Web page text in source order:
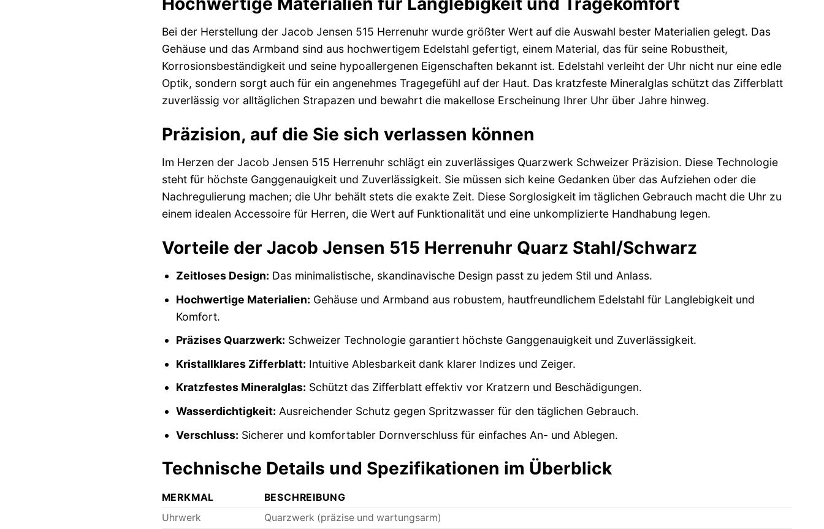
Bei der Herstellung der Jacob Jensen 515 Herrenuhr wurde größter Wert auf die Auswahl bester Materialien gelegt. Das
Gehäuse und das Armband sind aus hochwertigem Edelstahl gefertigt, einem Material, das für seine Robustheit,
Korrosionsbeständigkeit und seine hypoallergenen Eigenschaften bekannt ist. Edelstahl verleiht der Uhr nicht nur eine edle
Optik, sondern sorgt auch für ein angenehmes Tragegefühl auf der Haut. Das kratzfeste Mineralglas schützt das Zifferblatt
zuverlässig vor alltäglichen Strapazen und bewahrt die makellose Erscheinung Ihrer Uhr über Jahre hinweg.
Präzision, auf die Sie sich verlassen können
Im Herzen der Jacob Jensen 515 Herrenuhr schlägt ein zuverlässiges Quarzwerk Schweizer Präzision. Diese Technologie
steht für höchste Ganggenauigkeit und Zuverlässigkeit. Sie müssen sich keine Gedanken über das Aufziehen oder die
Nachregulierung machen; die Uhr behält stets die exakte Zeit. Diese Sorglosigkeit im täglichen Gebrauch macht die Uhr zu
einem idealen Accessoire für Herren, die Wert auf Funktionalität und eine unkomplizierte Handhabung legen.
Vorteile der Jacob Jensen 515 Herrenuhr Quarz Stahl/Schwarz
Zeitloses Design: Das minimalistische, skandinavische Design passt zu jedem Stil und Anlass.
Hochwertige Materialien: Gehäuse und Armband aus robustem, hautfreundlichem Edelstahl für Langlebigkeit und
Komfort.
Präzises Quarzwerk: Schweizer Technologie garantiert höchste Ganggenauigkeit und Zuverlässigkeit.
Kristallklares Zifferblatt: Intuitive Ablesbarkeit dank klarer Indizes und Zeiger.
Kratzfestes Mineralglas: Schützt das Zifferblatt effektiv vor Kratzern und Beschädigungen.
Wasserdichtigkeit: Ausreichender Schutz gegen Spritzwasser für den täglichen Gebrauch.
Verschluss: Sicherer und komfortabler Dornverschluss für einfaches An- und Ablegen.
Technische Details und Spezifikationen im Überblick
MERKMAL
BESCHREIBUNG
Uhrwerk
Quarzwerk (präzise und wartungsarm)